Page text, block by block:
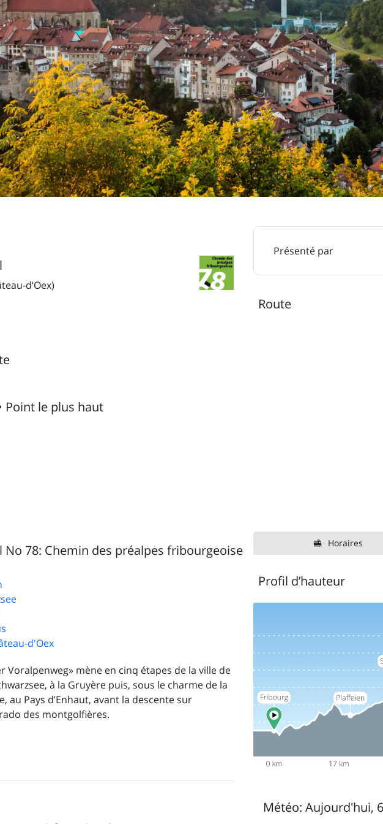
d‘Oex)
Point le plus haut
78: Chemin des préalpes fribourgeoises
d'Oex
Voralpenweg» mène en cinq étapes de la ville de
à la Gruyère puis, sous le charme de la
au Pays d’Enhaut, avant la descente sur
des montgolfières.
Présenté par
Route
Horaires
Profil d’hauteur
Météo: Aujourd'hui,